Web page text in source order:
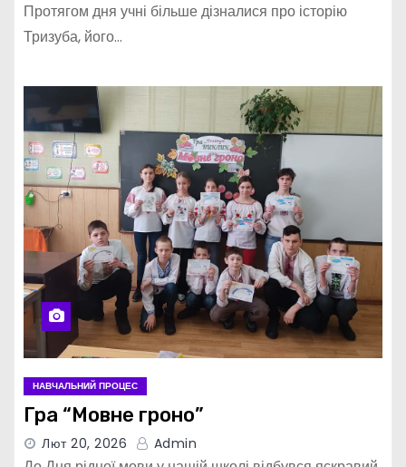
Протягом дня учні більше дізналися про історію
Тризуба, його…
НАВЧАЛЬНИЙ ПРОЦЕС
Гра “Мовне гроно”
Лют 20, 2026 Admin